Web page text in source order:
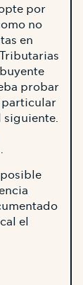
por
no
en
probar
particular
siguiente.
el